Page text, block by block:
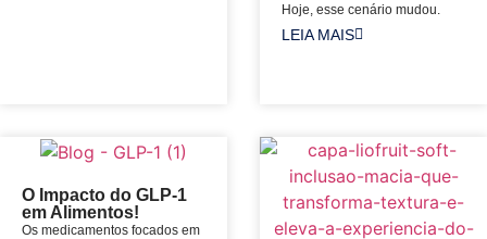
Hoje, esse cenário mudou.
LEIA MAIS
O Impacto do GLP-1
em Alimentos!
Os medicamentos focados em